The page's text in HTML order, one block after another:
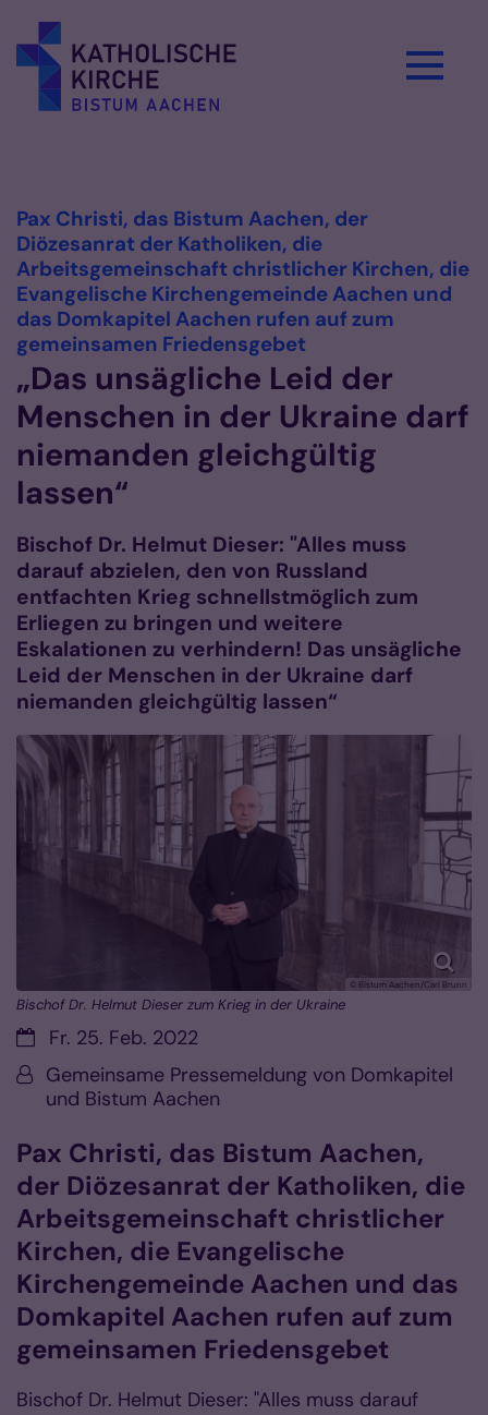
Pax Christi, das Bistum Aachen, der
Diözesanrat der Katholiken, die
Arbeitsgemeinschaft christlicher Kirchen, die
Evangelische Kirchengemeinde Aachen und
das Domkapitel Aachen rufen auf zum
gemeinsamen Friedensgebet
„Das unsägliche Leid der
Menschen in der Ukraine darf
niemanden gleichgültig
lassen“
Bischof Dr. Helmut Dieser: "Alles muss
darauf abzielen, den von Russland
entfachten Krieg schnellstmöglich zum
Erliegen zu bringen und weitere
Eskalationen zu verhindern! Das unsägliche
Leid der Menschen in der Ukraine darf
niemanden gleichgültig lassen“
© Bistum Aachen/Carl Brunn
Bischof Dr. Helmut Dieser zum Krieg in der Ukraine
Datum:Fr. 25. Feb. 2022
Von:Gemeinsame Pressemeldung von Domkapitel
und Bistum Aachen
Pax Christi, das Bistum Aachen,
der Diözesanrat der Katholiken, die
Arbeitsgemeinschaft christlicher
Kirchen, die Evangelische
Kirchengemeinde Aachen und das
Domkapitel Aachen rufen auf zum
gemeinsamen Friedensgebet
Bischof Dr. Helmut Dieser: "Alles muss darauf